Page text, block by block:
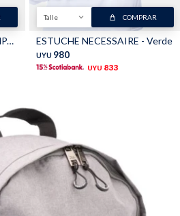
MOCHILA DE LONA ESTAMPADA - Rosado
Talle COMPRAR
ESTUCHE NECESSAIRE - Verde
UYU 980
UYU 833